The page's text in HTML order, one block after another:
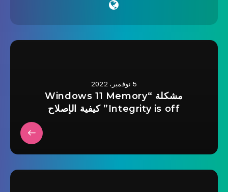
5 نوفمبر، 2022
مشكلة “Windows 11 Memory
Integrity is off” كيفية الإصلاح